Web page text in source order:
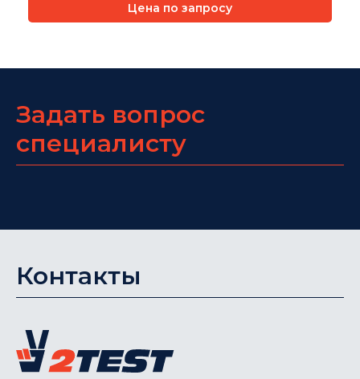
Цена по запросу
Задать вопрос
специалисту
Контакты